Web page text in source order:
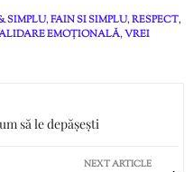
SIMPLU,FAIN SI SIMPLU,RESPECT,
EMOȚIONALĂ,VREI
să le depășești
NEXT ARTICLE